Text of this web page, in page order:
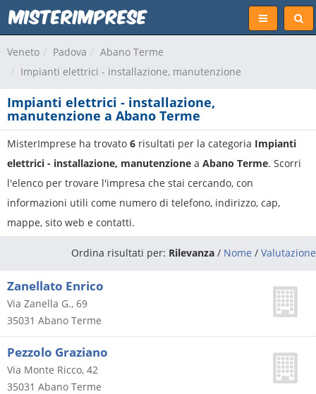
Veneto Padova
Abano Terme
Impianti elettrici - installazione, manutenzione
Impianti elettrici - installazione,
manutenzione a Abano Terme
MisterImprese ha trovato 6 risultati per la categoria Impianti
elettrici - installazione, manutenzione a Abano Terme. Scorri
l'elenco per trovare l'impresa che stai cercando, con
informazioni utili come numero di telefono, indirizzo, cap,
mappe, sito web e contatti.
Ordina risultati per: Rilevanza / Nome / Valutazione
Zanellato Enrico
Via Zanella G., 69
35031 Abano Terme
Pezzolo Graziano
Via Monte Ricco, 42
35031 Abano Terme